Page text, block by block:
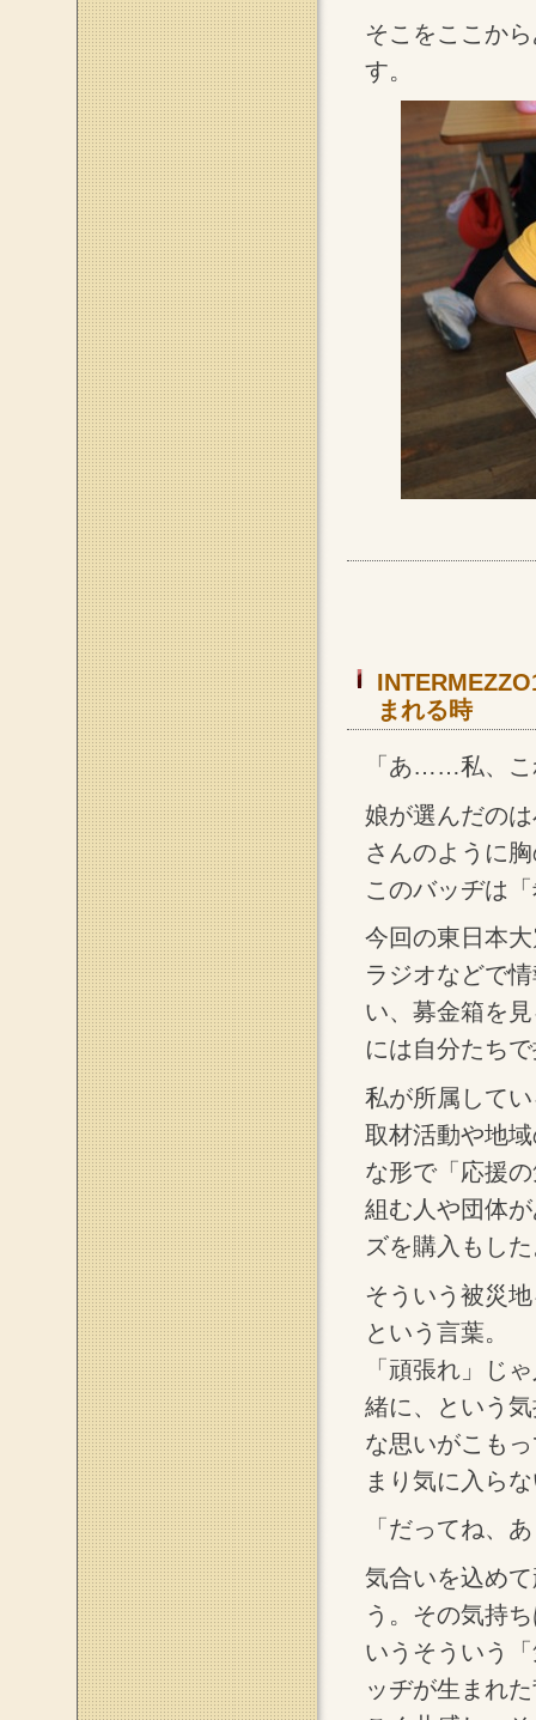
そこをここか
す。
まれる時
「あ……私、こ
娘が選んだの
さんのように
このバッヂは
今回の東日本
ラジオなどで
い、募金箱を
には自分たち
私が所属して
取材活動や地
な形で「応援
組む人や団体
ズを購入もし
そういう被災
という言葉。
「頑張れ」じ
緒に、という
な思いがこも
まり気に入ら
「だってね、
気合いを込め
う。その気持
いうそういう
ッヂが生まれ